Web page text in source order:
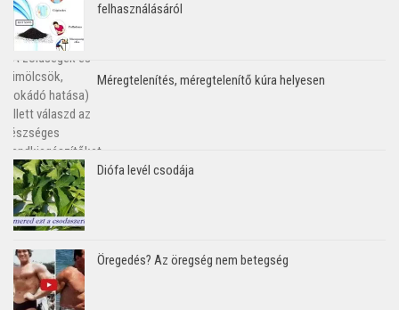
felhasználásáról
Méregtelenítés, méregtelenítő kúra helyesen
Diófa levél csodája
Öregedés? Az öregség nem betegség